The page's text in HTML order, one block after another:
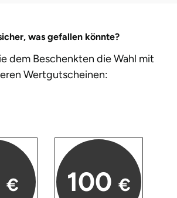
was gefallen könnte?
dem Beschenkten die Wahl mit
Wertgutscheinen:
€ 100 €